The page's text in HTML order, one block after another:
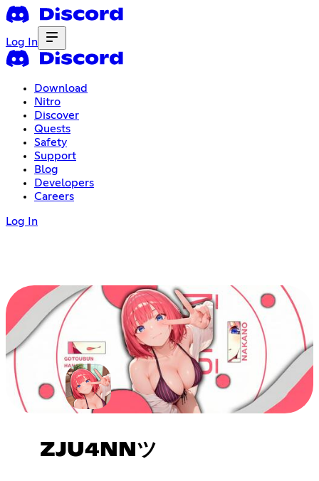
Log In
Download
Nitro
Discover
Quests
Safety
Support
Blog
Developers
Careers
Log In
ZJU4NNツ